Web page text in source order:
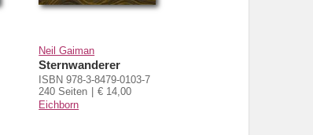
Neil Gaiman
Sternwanderer
ISBN 978-3-8479-0103-7
240 Seiten
€ 14,00
Eichborn